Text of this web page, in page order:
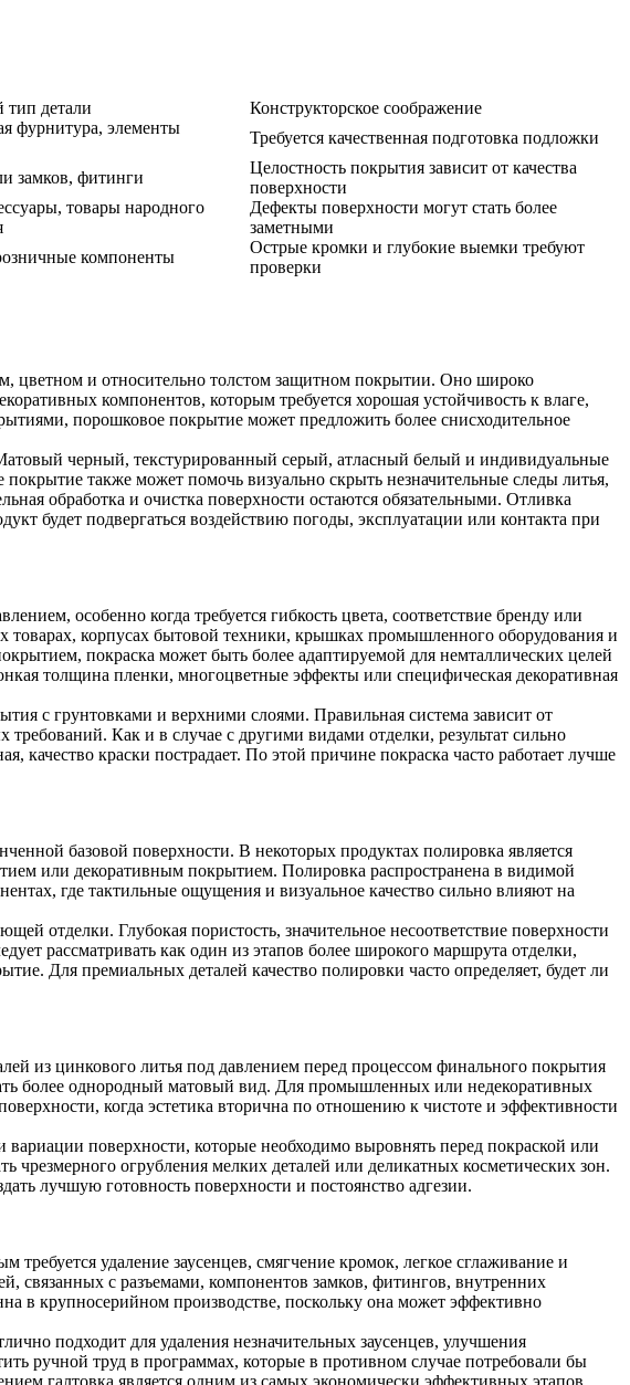
детали
Конструкторское соображение
фурнитура, элементы
Требуется качественная подготовка подложки
замков, фитинги
Целостность покрытия зависит от качества
поверхности
товары народного
Дефекты поверхности могут стать более
заметными
компоненты
Острые кромки и глубокие выемки требуют
проверки
цветном и относительно толстом защитном покрытии. Оно широко
компонентов, которым требуется хорошая устойчивость к влаге,
порошковое покрытие может предложить более снисходительное
черный, текстурированный серый, атласный белый и индивидуальные
также может помочь визуально скрыть незначительные следы литья,
обработка и очистка поверхности остаются обязательными. Отливка
будет подвергаться воздействию погоды, эксплуатации или контакта при
особенно когда требуется гибкость цвета, соответствие бренду или
товарах, корпусах бытовой техники, крышках промышленного оборудования и
покраска может быть более адаптируемой для немталлических целей
толщина пленки, многоцветные эффекты или специфическая декоративная
с грунтовками и верхними слоями. Правильная система зависит от
Как и в случае с другими видами отделки, результат сильно
качество краски пострадает. По этой причине покраска часто работает лучше
базовой поверхности. В некоторых продуктах полировка является
или декоративным покрытием. Полировка распространена в видимой
где тактильные ощущения и визуальное качество сильно влияют на
отделки. Глубокая пористость, значительное несоответствие поверхности
рассматривать как один из этапов более широкого маршрута отделки,
Для премиальных деталей качество полировки часто определяет, будет ли
из цинкового литья под давлением перед процессом финального покрытия
более однородный матовый вид. Для промышленных или недекоративных
когда эстетика вторична по отношению к чистоте и эффективности
вариации поверхности, которые необходимо выровнять перед покраской или
огрубления мелких деталей или деликатных косметических зон.
лучшую готовность поверхности и постоянство адгезии.
удаление заусенцев, смягчение кромок, легкое сглаживание и
связанных с разъемами, компонентов замков, фитингов, внутренних
в крупносерийном производстве, поскольку она может эффективно
подходит для удаления незначительных заусенцев, улучшения
ручной труд в программах, которые в противном случае потребовали бы